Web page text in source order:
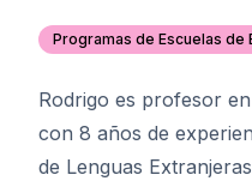
Programas de Escuelas de
Rodrigo es profesor
con 8 años de
de Lenguas